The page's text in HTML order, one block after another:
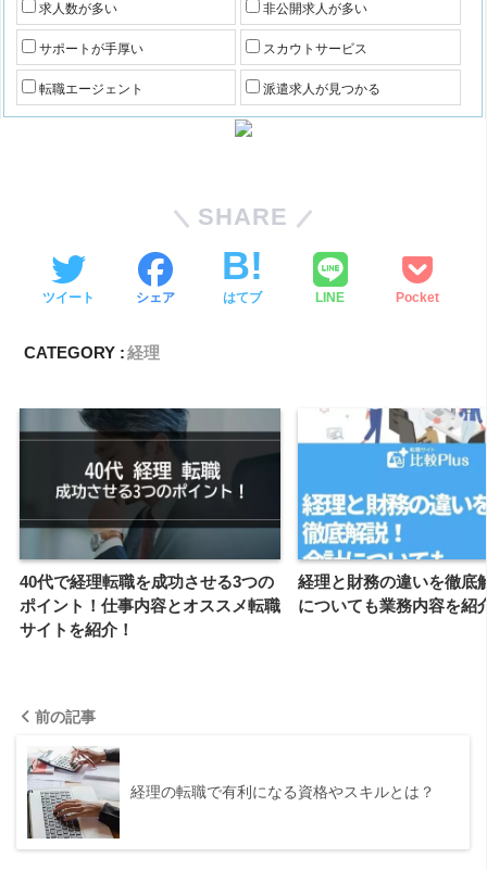
求人数が多い 非公開求人が多い
サポートが手厚い スカウトサービス
転職エージェント 派遣求人が見つかる
SHARE
ツイート シェア はてブ LINE Pocket
CATEGORY :経理
40代で経理転職を成功させる3つの
ポイント！仕事内容とオススメ転職
サイトを紹介！
経理と財務の違いを徹底
についても業務内容を紹
前の記事
経理の転職で有利になる資格やスキルとは？